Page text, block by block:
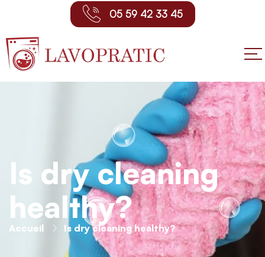
05 59 42 33 45
Is dry cleaning
healthy?
Accueil Is dry cleaning healthy?